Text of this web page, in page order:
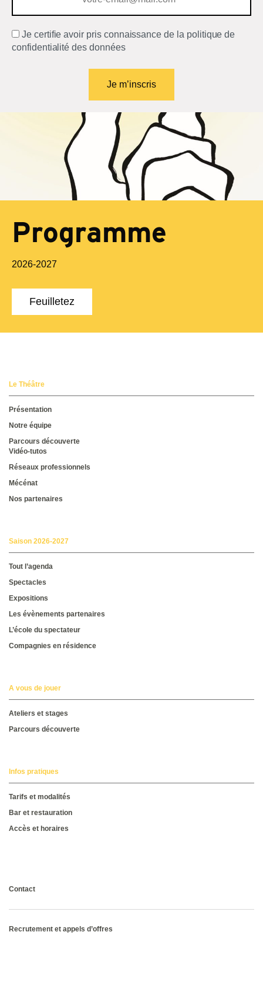
Je certifie avoir pris connaissance de la politique de
confidentialité des données
Programme
2026-2027
Feuilletez
Le Théâtre
Présentation
Notre équipe
Parcours découverte
Vidéo-tutos
Réseaux professionnels
Mécénat
Nos partenaires
Saison 2026-2027
Tout l’agenda
Spectacles
Expositions
Les évènements partenaires
L’école du spectateur
Compagnies en résidence
A vous de jouer
Ateliers et stages
Parcours découverte
Infos pratiques
Tarifs et modalités
Bar et restauration
Accès et horaires
Contact
Recrutement et appels d’offres